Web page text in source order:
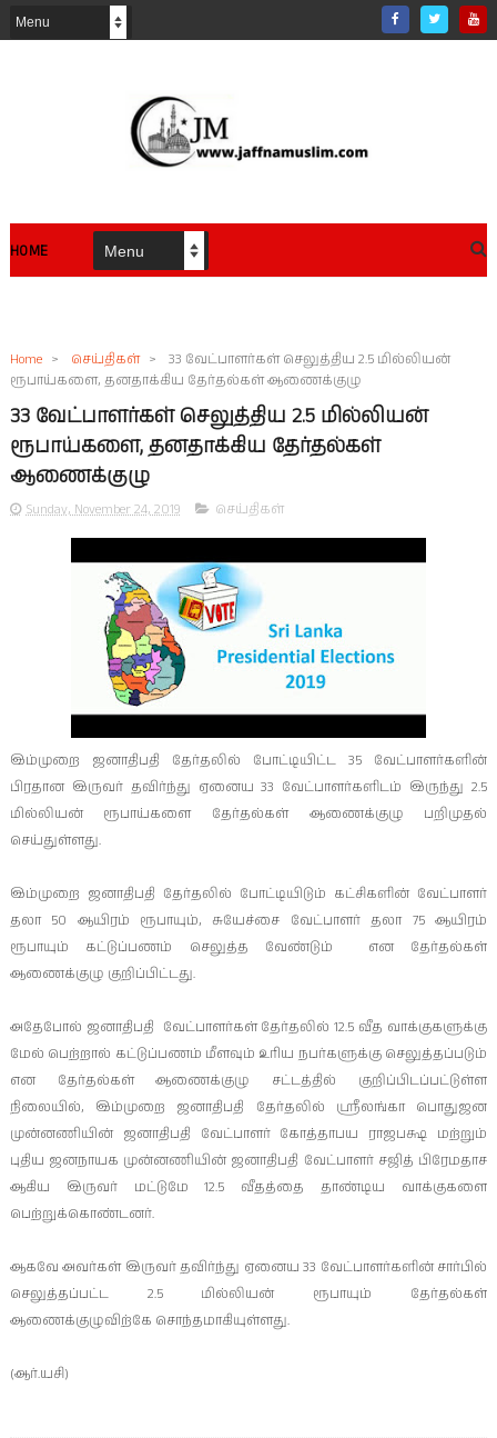
HOME
Home > செய்திகள் >
33 வேட்பாளர்கள் செலுத்திய 2.5 மில்லியன்
ரூபாய்களை, தனதாக்கிய தேர்தல்கள் ஆணைக்குழு
33 வேட்பாளர்கள் செலுத்திய 2.5 மில்லியன்
ரூபாய்களை, தனதாக்கிய தேர்தல்கள்
ஆணைக்குழு
Sunday, November 24, 2019 செய்திகள்
இம்முறை ஜனாதிபதி தேர்தலில் போட்டியிட்ட 35 வேட்பாளர்களின்
பிரதான இருவர் தவிர்ந்து ஏனைய 33 வேட்பாளர்களிடம் இருந்து 2.5
மில்லியன் ரூபாய்களை தேர்தல்கள் ஆணைக்குழு பறிமுதல்
செய்துள்ளது.
இம்முறை ஜனாதிபதி தேர்தலில் போட்டியிடும் கட்சிகளின் வேட்பாளர்
தலா 50 ஆயிரம் ரூபாயும், சுயேச்சை வேட்பாளர் தலா 75 ஆயிரம்
ரூபாயும் கட்டுப்பணம் செலுத்த வேண்டும் என தேர்தல்கள்
ஆணைக்குழு குறிப்பிட்டது.
அதேபோல் ஜனாதிபதி வேட்பாளர்கள் தேர்தலில் 12.5 வீத வாக்குகளுக்கு
மேல் பெற்றால் கட்டுப்பணம் மீளவும் உரிய நபர்களுக்கு செலுத்தப்படும்
என தேர்தல்கள் ஆணைக்குழு சட்டத்தில் குறிப்பிடப்பட்டுள்ள
நிலையில், இம்முறை ஜனாதிபதி தேர்தலில் ஸ்ரீலங்கா பொதுஜன
முன்னணியின் ஜனாதிபதி வேட்பாளர் கோத்தாபய ராஜபக்ஷ மற்றும்
புதிய ஜனநாயக முன்னணியின் ஜனாதிபதி வேட்பாளர் சஜித் பிரேமதாச
ஆகிய இருவர் மட்டுமே 12.5 வீதத்தை தாண்டிய வாக்குகளை
பெற்றுக்கொண்டனர்.
ஆகவே அவர்கள் இருவர் தவிர்ந்து ஏனைய 33 வேட்பாளர்களின் சார்பில்
செலுத்தப்பட்ட 2.5 மில்லியன் ரூபாயும் தேர்தல்கள்
ஆணைக்குழுவிற்கே சொந்தமாகியுள்ளது.
(ஆர்.யசி)